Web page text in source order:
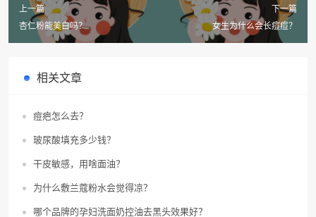
上一篇
杏仁粉能美白吗？
下一篇
女生为什么会长痘痘？
相关文章
痘疤怎么去？
玻尿酸填充多少钱？
干皮敏感，用啥面油？
为什么敷兰蔻粉水会觉得凉？
哪个品牌的孕妇洗面奶控油去黑头效果好？